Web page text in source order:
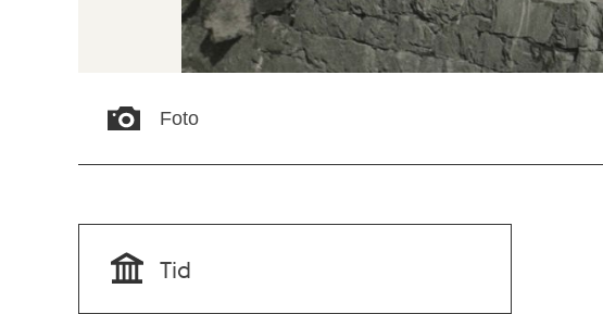
Foto
Tid